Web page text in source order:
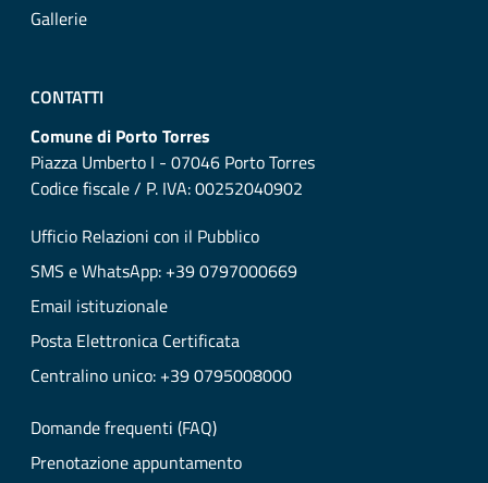
Gallerie
CONTATTI
Comune di Porto Torres
Piazza Umberto I - 07046 Porto Torres
Codice fiscale / P. IVA: 00252040902
Ufficio Relazioni con il Pubblico
SMS e WhatsApp: +39 0797000669
Email istituzionale
Posta Elettronica Certificata
Centralino unico: +39 0795008000
Domande frequenti (FAQ)
Prenotazione appuntamento